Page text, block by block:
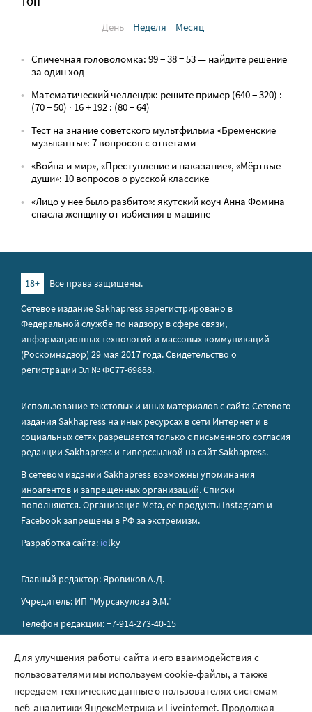
День
Неделя Месяц
Спичечная головоломка: 99 − 38 = 53 — найдите решение
за один ход
Математический челлендж: решите пример (640 − 320) :
(70 − 50) · 16 + 192 : (80 − 64)
Тест на знание советского мультфильма «Бременские
музыканты»: 7 вопросов с ответами
«Война и мир», «Преступление и наказание», «Мёртвые
души»: 10 вопросов о русской классике
«Лицо у нее было разбито»: якутский коуч Анна Фомина
спасла женщину от избиения в машине
18+
Все права защищены.
Сетевое издание Sakhapress зарегистрировано в
Федеральной службе по надзору в сфере связи,
информационных технологий и массовых коммуникаций
(Роскомнадзор) 29 мая 2017 года. Свидетельство о
регистрации Эл № ФС77-69888.
Использование текстовых и иных материалов с сайта Сетевого
издания Sakhapress на иных ресурсах в сети Интернет и в
социальных сетях разрешается только с письменного согласия
редакции Sakhapress и гиперссылкой на сайт Sakhapress.
В сетевом издании Sakhapress возможны упоминания
иноагентов и запрещенных организаций. Списки
пополняются. Организация Metа, ее продукты Instagram и
Facebook запрещены в РФ за экстремизм.
Разработка сайта: iolky
Главный редактор: Яровиков А.Д.
Учредитель: ИП "Мурсакулова Э.М."
Телефон редакции: +7-914-273-40-15
Правила сайта
Политика обработки персональных данных
Для улучшения работы сайта и его взаимодействия с
пользователями мы используем cookie-файлы, а также
передаем технические данные о пользователях системам
веб-аналитики ЯндексМетрика и Liveinternet. Продолжая